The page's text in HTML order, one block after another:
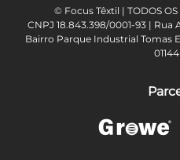
© Focus Têxtil | TODOS OS
CNPJ 18.843.398/0001-93 |
Bairro Parque Industrial Tomas